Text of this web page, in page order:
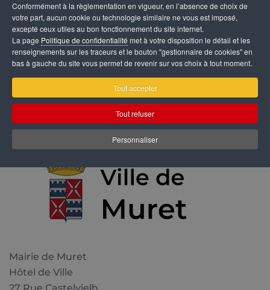
Conformément à la règlementation en vigueur, en l’absence de choix de
votre part, aucun cookie ou technologie similaire ne vous est imposé,
excepté ceux utiles au bon fonctionnement du site internet.
La page Politique de confidentialité met à votre disposition le détail et les
renseignements sur les traceurs et le bouton "gestionnaire de cookies" en
bas à gauche du site vous permet de revenir sur vos choix à tout moment.
Tout accepter
Tout refuser
Personnaliser
Route d'Eaunes
4, centre commercial du Barry
31600 Muret
Mairie de Muret
Hôtel de Ville